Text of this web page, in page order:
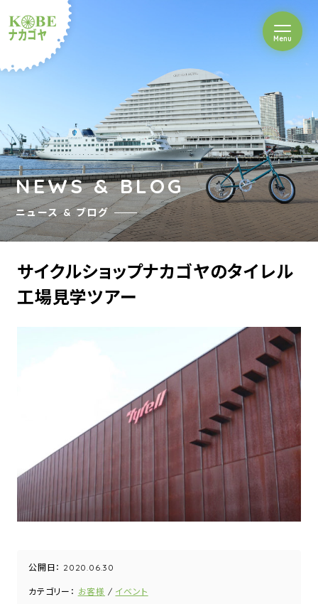
ルショップナカゴヤ
Menuを開閉
NEWS & BLOG
ニュース & ブログ
サイクルショップナカゴヤのタイレル
工場見学ツアー
公開日： 2020.06.30
カテゴリー： お客様 イベント